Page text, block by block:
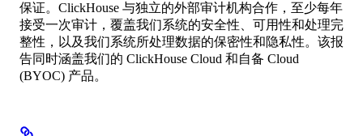
保证。ClickHouse 与独立的外部审计机构合作，至少每年
接受一次审计，覆盖我们系统的安全性、可用性和处理完
整性，以及我们系统所处理数据的保密性和隐私性。该报
告同时涵盖我们的 ClickHouse Cloud 和自备 Cloud
(BYOC) 产品。